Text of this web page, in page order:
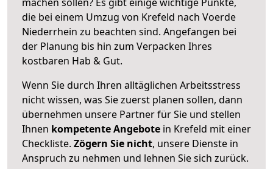
die bei einem Umzug von Krefeld nach Voerde
Niederrhein zu beachten sind. Angefangen bei
der Planung bis hin zum Verpacken Ihres
kostbaren Hab & Gut.
Wenn Sie durch Ihren alltäglichen Arbeitsstress
nicht wissen, was Sie zuerst planen sollen, dann
übernehmen unsere Partner für Sie und stellen
Ihnen kompetente Angebote in Krefeld mit einer
Checkliste. Zögern Sie nicht, unsere Dienste in
Anspruch zu nehmen und lehnen Sie sich zurück.